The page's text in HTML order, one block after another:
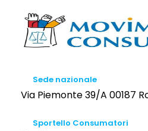
Sede nazionale
Via Piemonte 39/A 00187
Sportello Consumatori